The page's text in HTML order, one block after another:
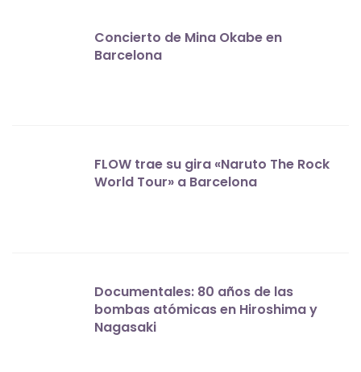
Concierto de Mina Okabe en
Barcelona
FLOW trae su gira «Naruto The Rock
World Tour» a Barcelona
Documentales: 80 años de las
bombas atómicas en Hiroshima y
Nagasaki